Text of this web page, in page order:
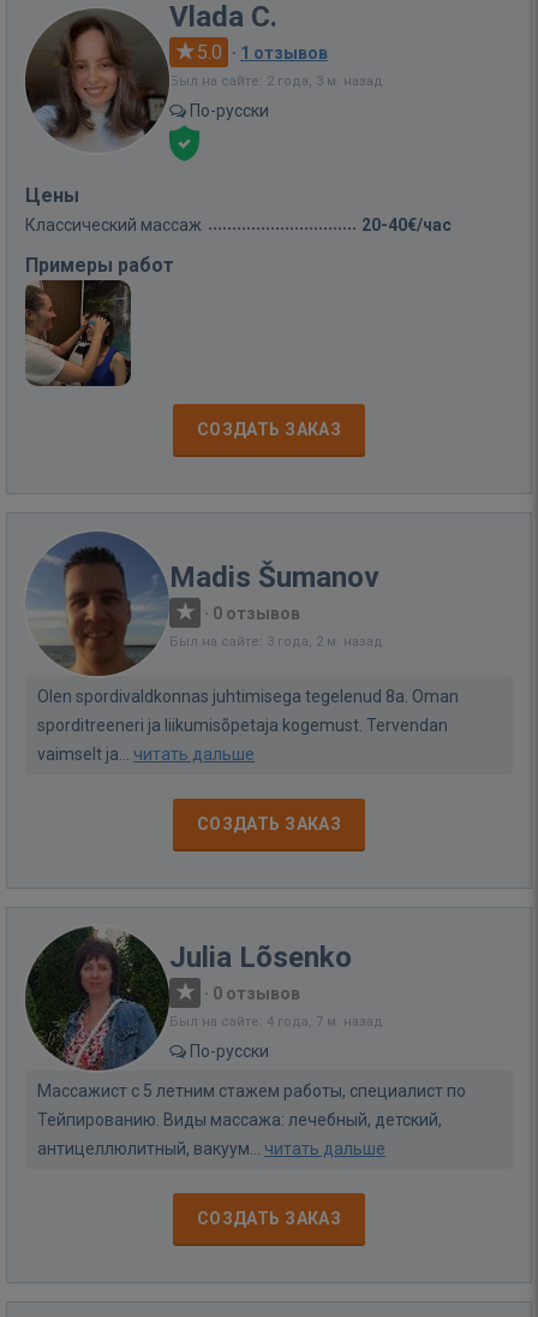
Vlada C.
5.0 · 1 отзывов
Был на сайте: 2 года, 3 м. назад
По-русски
Цены
Классический массаж 20-40€/час
Примеры работ
СОЗДАТЬ ЗАКАЗ
Madis Šumanov
· 0 отзывов
Был на сайте: 3 года, 2 м. назад
Olen spordivaldkonnas juhtimisega tegelenud 8a. Oman
sporditreeneri ja liikumisõpetaja kogemust. Tervendan
vaimselt ja... читать дальше
СОЗДАТЬ ЗАКАЗ
Julia Lõsenko
· 0 отзывов
Был на сайте: 4 года, 7 м. назад
По-русски
Массажист с 5 летним стажем работы, специалист по
Тейпированию. Виды массажа: лечебный, детский,
антицеллюлитный, вакуум... читать дальше
СОЗДАТЬ ЗАКАЗ